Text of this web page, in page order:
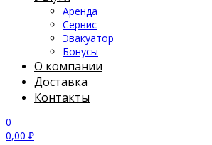
Аренда
Сервис
Эвакуатор
Бонусы
О компании
Доставка
Контакты
0
0,00 ₽